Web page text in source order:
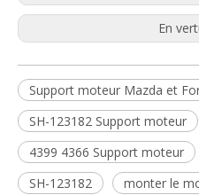
En
Support moteur Mazda et
SH-123182 Support moteur
4399 4366 Support moteur
SH-123182
monter le